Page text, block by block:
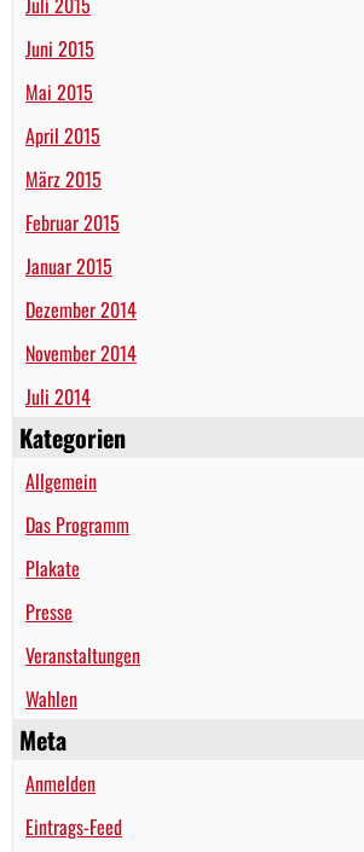
Juni 2015
Mai 2015
April 2015
März 2015
Februar 2015
Januar 2015
Dezember 2014
November 2014
Juli 2014
Kategorien
Allgemein
Das Programm
Plakate
Presse
Veranstaltungen
Wahlen
Meta
Anmelden
Eintrags-Feed